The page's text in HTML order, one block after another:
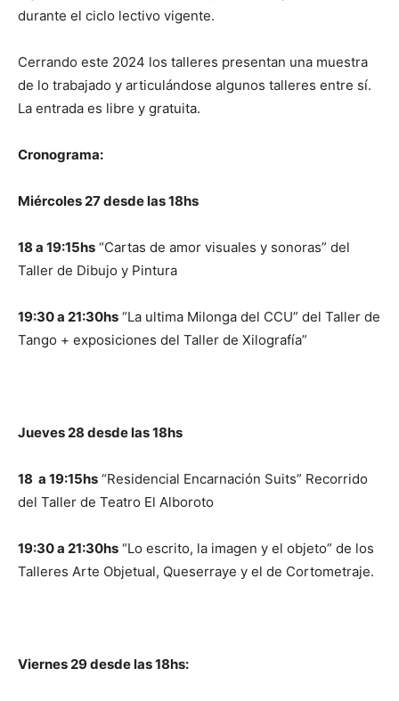
durante el ciclo lectivo vigente.
Cerrando este 2024 los talleres presentan una muestra
de lo trabajado y articulándose algunos talleres entre sí.
La entrada es libre y gratuita.
Cronograma:
Miércoles 27 desde las 18hs
18 a 19:15hs “Cartas de amor visuales y sonoras” del
Taller de Dibujo y Pintura
19:30 a 21:30hs “La ultima Milonga del CCU” del Taller de
Tango + exposiciones del Taller de Xilografía”
Jueves 28 desde las 18hs
18 a 19:15hs “Residencial Encarnación Suits” Recorrido
del Taller de Teatro El Alboroto
19:30 a 21:30hs “Lo escrito, la imagen y el objeto” de los
Talleres Arte Objetual, Queserraye y el de Cortometraje.
Viernes 29 desde las 18hs: